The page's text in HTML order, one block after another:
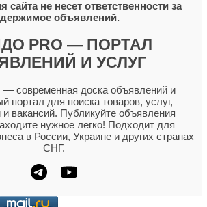
сайта не несет ответственности за
объявлений.
PRO — ПОРТАЛ
И УСЛУГ
— современная доска объявлений и
портал для поиска товаров, услуг,
вакансий. Публикуйте объявления
нужное легко! Подходит для
в России, Украине и других странах
СНГ.